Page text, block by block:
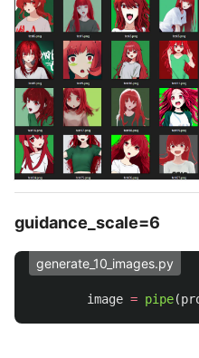
guidance_scale=6
generate_10_images.py
image = pipe(